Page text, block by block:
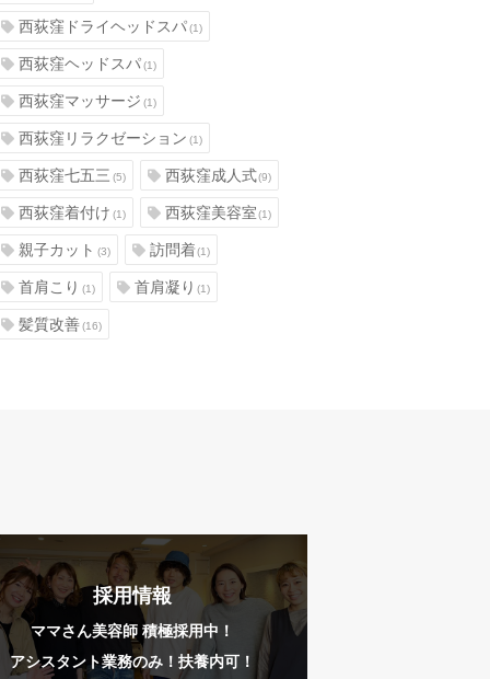
西荻窪ドライヘッドスパ(1)
西荻窪ヘッドスパ(1)
西荻窪マッサージ(1)
西荻窪リラクゼーション(1)
西荻窪七五三(5) 西荻窪成人式(9)
西荻窪着付け(1) 西荻窪美容室(1)
親子カット(3) 訪問着(1)
首肩こり(1) 首肩凝り(1)
髪質改善(16)
採用情報
ママさん美容師 積極採用中！
アシスタント業務のみ！扶養内可！